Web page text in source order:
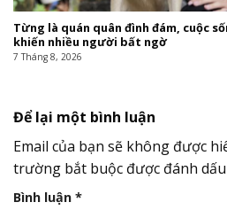
Từng là quán quân đình đám, cuộc
khiến nhiều người bất ngờ
7 Tháng 8, 2026
Để lại một bình luận
Email của bạn sẽ không được
trường bắt buộc được đánh dấu
Bình luận *